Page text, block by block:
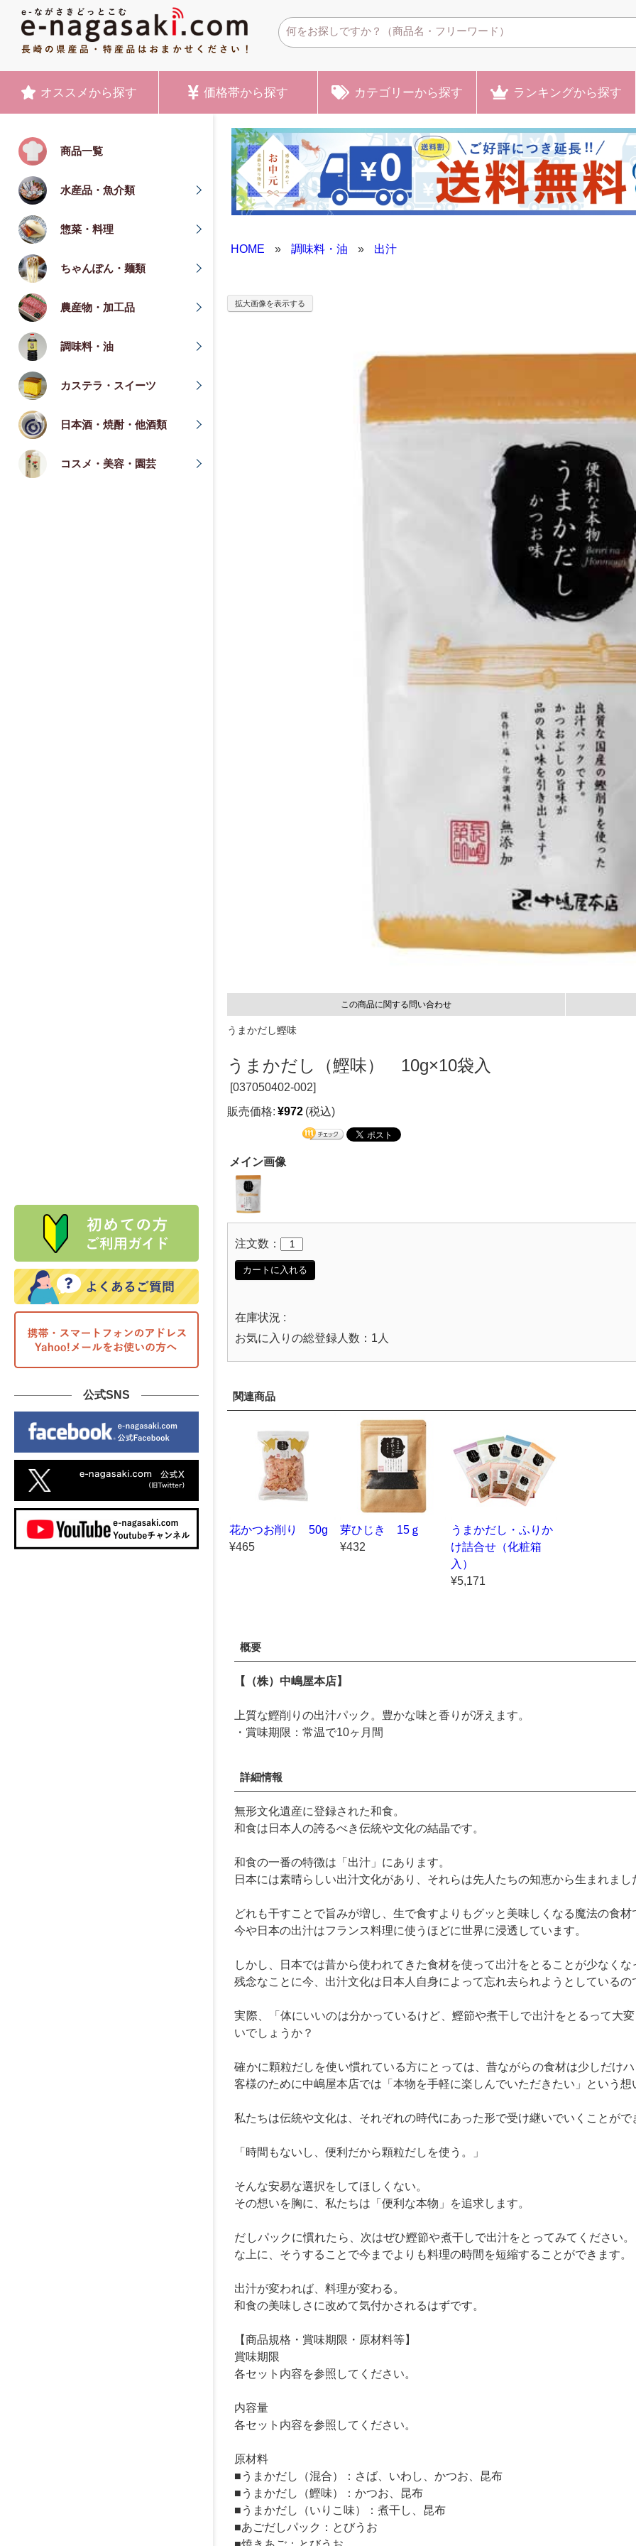
オススメ から探す 価格帯から探す カテゴリーから探す ランキングから探す
商品一覧
水産品・魚介類
惣菜・料理
ちゃんぽん・麺類
農産物・加工品
調味料・油
カステラ・スイーツ
日本酒・焼酎・他酒類
コスメ・美容・園芸
公式SNS
HOME » 調味料・油 » 出汁
拡大画像を表示する
この商品に関する問い合わせ
うまかだし鰹味
うまかだし（鰹味） 10g×10袋入
[037050402-002]
販売価格: ¥972 (税込)
メイン画像
注文数：
カートに入れる
在庫状況 :
お気に入りの総登録人数：1人
関連商品
花かつお削り 50g
¥465
芽ひじき 15ｇ
¥432
うまかだし・ふりか
け詰合せ（化粧箱
入）
¥5,171
概要
【（株）中嶋屋本店】
上質な鰹削りの出汁パック。豊かな味と香りが冴えます。
・賞味期限：常温で10ヶ月間
詳細情報
無形文化遺産に登録された和食。
和食は日本人の誇るべき伝統や文化の結晶です。
和食の一番の特徴は「出汁」にあります。
日本には素晴らしい出汁文化があり、それらは先人たちの知恵から生まれま
どれも干すことで旨みが増し、生で食すよりもグッと美味しくなる魔法の食材
今や日本の出汁はフランス料理に使うほどに世界に浸透しています。
しかし、日本では昔から使われてきた食材を使って出汁をとることが少なくな
残念なことに今、出汁文化は日本人自身によって忘れ去られようとしているの
実際、「体にいいのは分かっているけど、鰹節や煮干しで出汁をとるって大
いでしょうか？
確かに顆粒だしを使い慣れている方にとっては、昔ながらの食材は少しだけ
客様のために中嶋屋本店では「本物を手軽に楽しんでいただきたい」という想
私たちは伝統や文化は、それぞれの時代にあった形で受け継いでいくことがで
「時間もないし、便利だから顆粒だしを使う。」
そんな安易な選択をしてほしくない。
その想いを胸に、私たちは「便利な本物」を追求します。
だしパックに慣れたら、次はぜひ鰹節や煮干しで出汁をとってみてください
な上に、そうすることで今までよりも料理の時間を短縮することができます。
出汁が変われば、料理が変わる。
和食の美味しさに改めて気付かされるはずです。
【商品規格・賞味期限・原材料等】
賞味期限
各セット内容を参照してください。
内容量
各セット内容を参照してください。
原材料
■うまかだし（混合）：さば、いわし、かつお、昆布
■うまかだし（鰹味）：かつお、昆布
■うまかだし（いりこ味）：煮干し、昆布
■あごだしパック：とびうお